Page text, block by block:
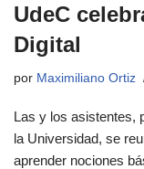
UdeC
Digital
por Maximiliano Ortiz
Las y los asistentes,
la Universidad, se
aprender nociones